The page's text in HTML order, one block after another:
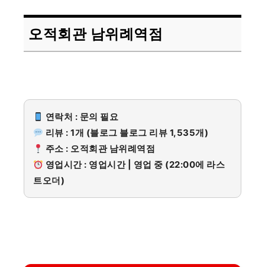
오적회관 남위례역점
연락처 : 문의 필요
리뷰 : 1개 (블로그 블로그 리뷰 1,535개)
주소 : 오적회관 남위례역점
영업시간 : 영업시간 | 영업 중 (22:00에 라스
트오더)